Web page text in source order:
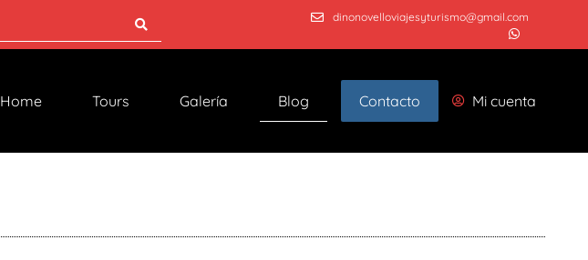
dinonovelloviajesyturismo@gmail.com
Home Tours Galería Blog Contacto Mi cuenta